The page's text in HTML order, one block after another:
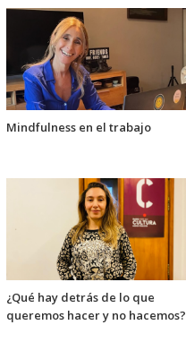
Mindfulness en el trabajo
¿Qué hay detrás de lo que
queremos hacer y no hacemos?